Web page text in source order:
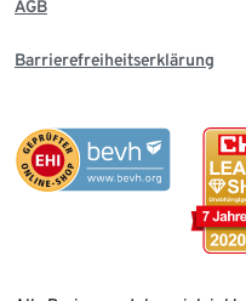
AGB
Barrierefreiheitserklärung